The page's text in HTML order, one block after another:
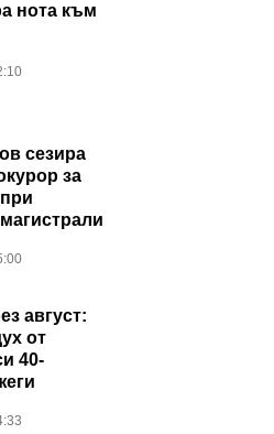
нота към
сезира
за
август:
от
40-